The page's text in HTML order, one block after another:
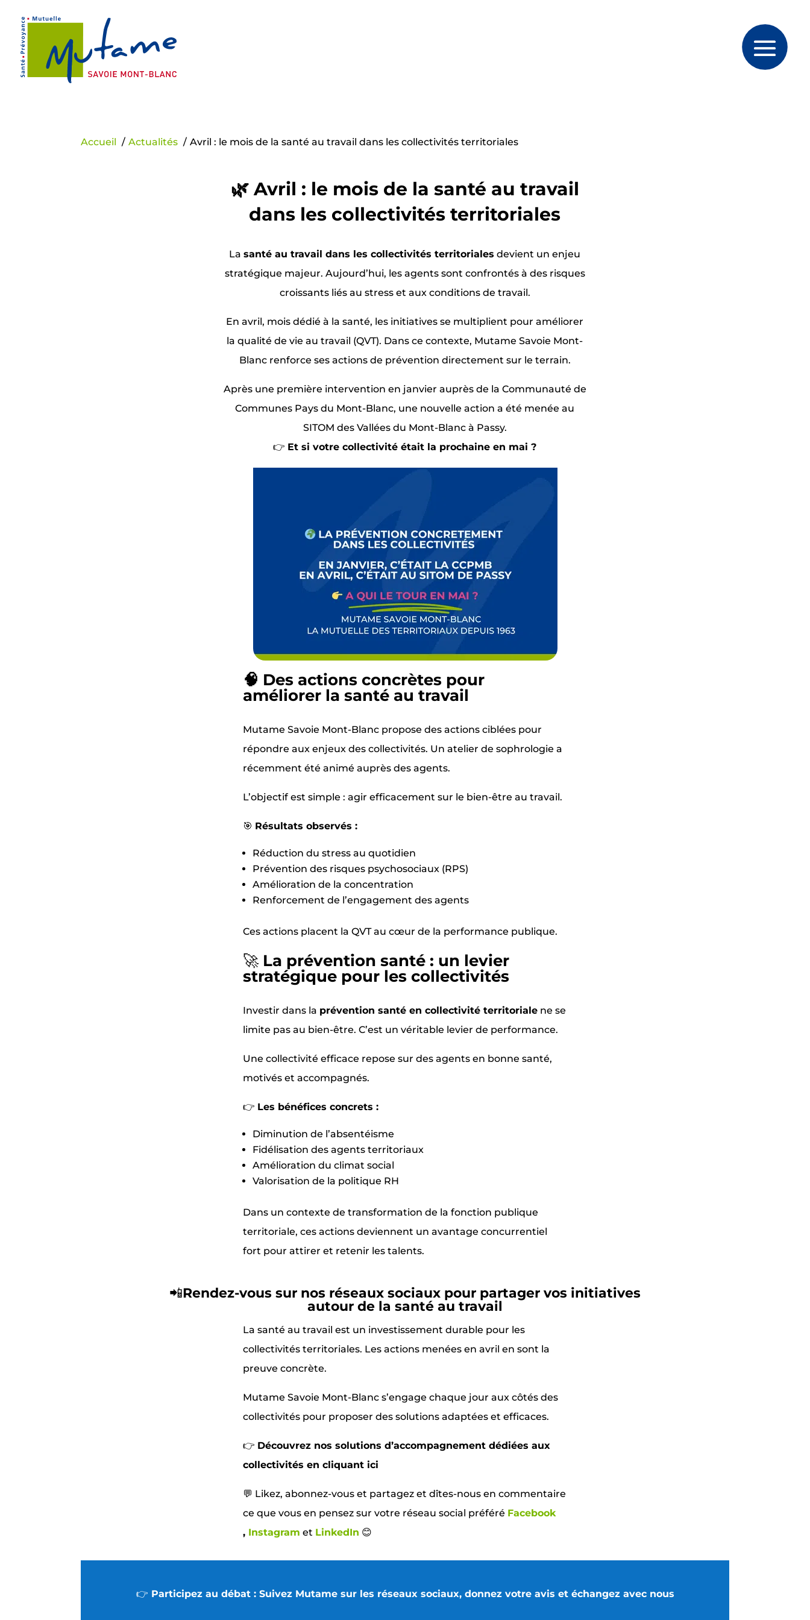
Accueil Actualités Avril : le mois de la santé au travail dans les collectivités territoriales
🌿 Avril : le mois de la santé au travail
dans les collectivités territoriales
Lasanté au travail dans les collectivités territoriales devient un enjeu
stratégique majeur. Aujourd’hui, les agents sont confrontés à des risques
croissants liés au stress et aux conditions de travail.
En avril, mois dédié à la santé, les initiatives se multiplient pour améliorer
la qualité de vie au travail (QVT). Dans ce contexte, Mutame Savoie Mont-
Blanc renforce ses actions de prévention directement sur le terrain.
Après une première intervention en janvier auprès de la Communauté de
Communes Pays du Mont-Blanc, une nouvelle action a été menée au
SITOM des Vallées du Mont-Blanc à Passy.
👉 Et si votre collectivité était la prochaine en mai ?
🧠 Des actions concrètes pour
améliorer la santé au travail
Mutame Savoie Mont-Blanc propose des actions ciblées pour
répondre aux enjeux des collectivités. Un atelier de sophrologie a
récemment été animé auprès des agents.
L’objectif est simple : agir efficacement sur le bien-être au travail.
🎯 Résultats observés :
Réduction du stress au quotidien
Prévention des risques psychosociaux (RPS)
Amélioration de la concentration
Renforcement de l’engagement des agents
Ces actions placent la QVT au cœur de la performance publique.
🚀 La prévention santé : un levier
stratégique pour les collectivités
Investir dans la prévention santé en collectivité territoriale ne se
limite pas au bien-être. C’est un véritable levier de performance.
Une collectivité efficace repose sur des agents en bonne santé,
motivés et accompagnés.
👉 Les bénéfices concrets :
Diminution de l’absentéisme
Fidélisation des agents territoriaux
Amélioration du climat social
Valorisation de la politique RH
Dans un contexte de transformation de la fonction publique
territoriale, ces actions deviennent un avantage concurrentiel
fort pour attirer et retenir les talents.
📲Rendez-vous sur nos réseaux sociaux pour partager vos initiatives
autour de la santé au travail
La santé au travail est un investissement durable pour les
collectivités territoriales. Les actions menées en avril en sont la
preuve concrète.
Mutame Savoie Mont-Blanc s’engage chaque jour aux côtés des
collectivités pour proposer des solutions adaptées et efficaces.
👉 Découvrez nos solutions d’accompagnement dédiées aux
collectivités en cliquant ici
💬 Likez, abonnez-vous et partagez et dîtes-nous en commentaire
ce que vous en pensez sur votre réseau social préféré Facebook
, Instagram et LinkedIn 😊
👉 Participez au débat : Suivez Mutame sur les réseaux sociaux, donnez votre avis et échangez avec nous